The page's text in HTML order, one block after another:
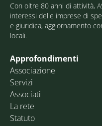
Con oltre 80 anni di attività,
interessi delle imprese di
e giuridica, aggiornamento
locali.
Approfondimenti
Associazione
Servizi
Associati
La rete
Statuto